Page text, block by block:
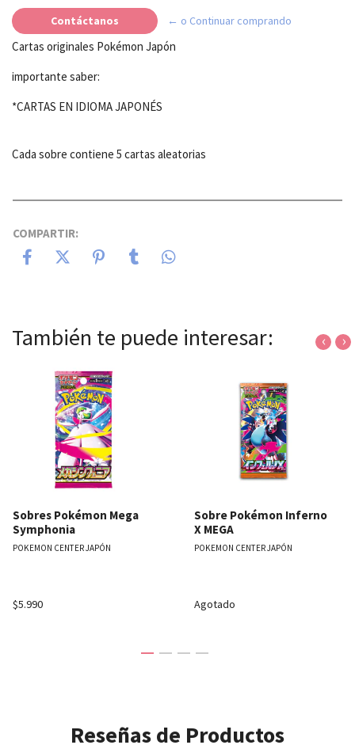
Contáctanos ← o Continuar comprando
Cartas originales Pokémon Japón
importante saber:
*CARTAS EN IDIOMA JAPONÉS
Cada sobre contiene 5 cartas aleatorias
COMPARTIR:
También te puede interesar:
Sobres Pokémon Mega
Symphonia
POKEMON CENTER JAPÓN
$5.990
Sobre Pokémon Inferno
X MEGA
POKEMON CENTER JAPÓN
Agotado
‹ ›
Reseñas de Productos